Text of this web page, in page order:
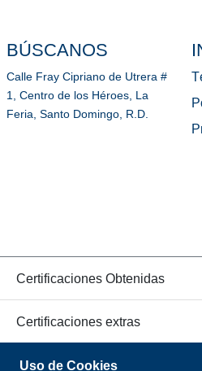
BÚSCANOS
Calle Fray Cipriano de Utrera #
1, Centro de los Héroes, La
Feria, Santo Domingo, R.D.
Certificaciones Obtenidas
Certificaciones extras
© 2026 Todos los Derechos
Uso de Cookies